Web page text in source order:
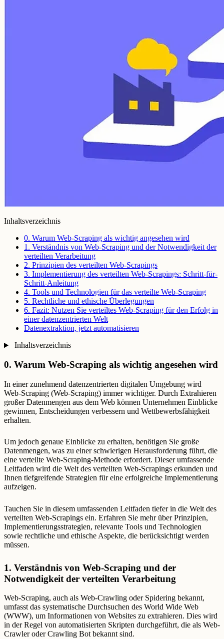
Inhaltsverzeichnis
0. Warum Web-Scraping als wichtig angesehen wird
1. Verständnis von Web-Scraping und der Notwendigkeit der
verteilten Verarbeitung
2. Prinzipien des verteilten Web-Scrapings
3. Implementierung des verteilten Web-Scrapings: Schritt-für-
Schritt-Anleitung
4. Tools und Technologien für das verteilte Web-Scraping
5. Rechtliche und ethische Überlegungen
6. Fazit: Nutzen Sie verteiltes Web-Scraping für den Erfolg in
einer datenzentrierten Welt
Datenextraktion, jetzt automatisieren
Inhaltsverzeichnis
0. Warum Web-Scraping als wichtig angesehen wird
In einer zunehmend datenzentrierten digitalen Umgebung wird
Web-Scraping (Web-Scraping) immer wichtiger. Durch Extrahieren
großer Datenmengen aus dem Web können Unternehmen Einblicke
gewinnen, Entscheidungen verbessern und Wettbewerbsfähigkeit
erhalten.
Um jedoch genaue Einblicke zu erhalten, benötigen Sie große
Datenmengen, was zu einer schwierigen Herausforderung führt, die
eine verteilte Web-Scraping-Methode erfordert. Dieser umfassende
Leitfaden wird die Welt des verteilten Web-Scrapings erkunden und
Ihnen tiefgreifende Strategien für eine erfolgreiche Implementierung
aufzeigen.
Tauchen Sie in diesem umfassenden Leitfaden tiefer in die Welt des
verteilten Web-Scrapings ein. Erfahren Sie mehr über Prinzipien,
Implementierungsstrategien, relevante Tools und Technologien
sowie rechtliche und ethische Aspekte, die berücksichtigt werden
müssen.
1. Verständnis von Web-Scraping und der
Notwendigkeit der verteilten Verarbeitung
Web-Scraping, auch als Web-Crawling oder Spidering bekannt,
umfasst das systematische Durchsuchen des World Wide Web
(WWW), um Informationen von Websites zu extrahieren. Dies wird
in der Regel von automatisierten Skripten durchgeführt, die als Web-
Crawler oder Crawling Bot bekannt sind.